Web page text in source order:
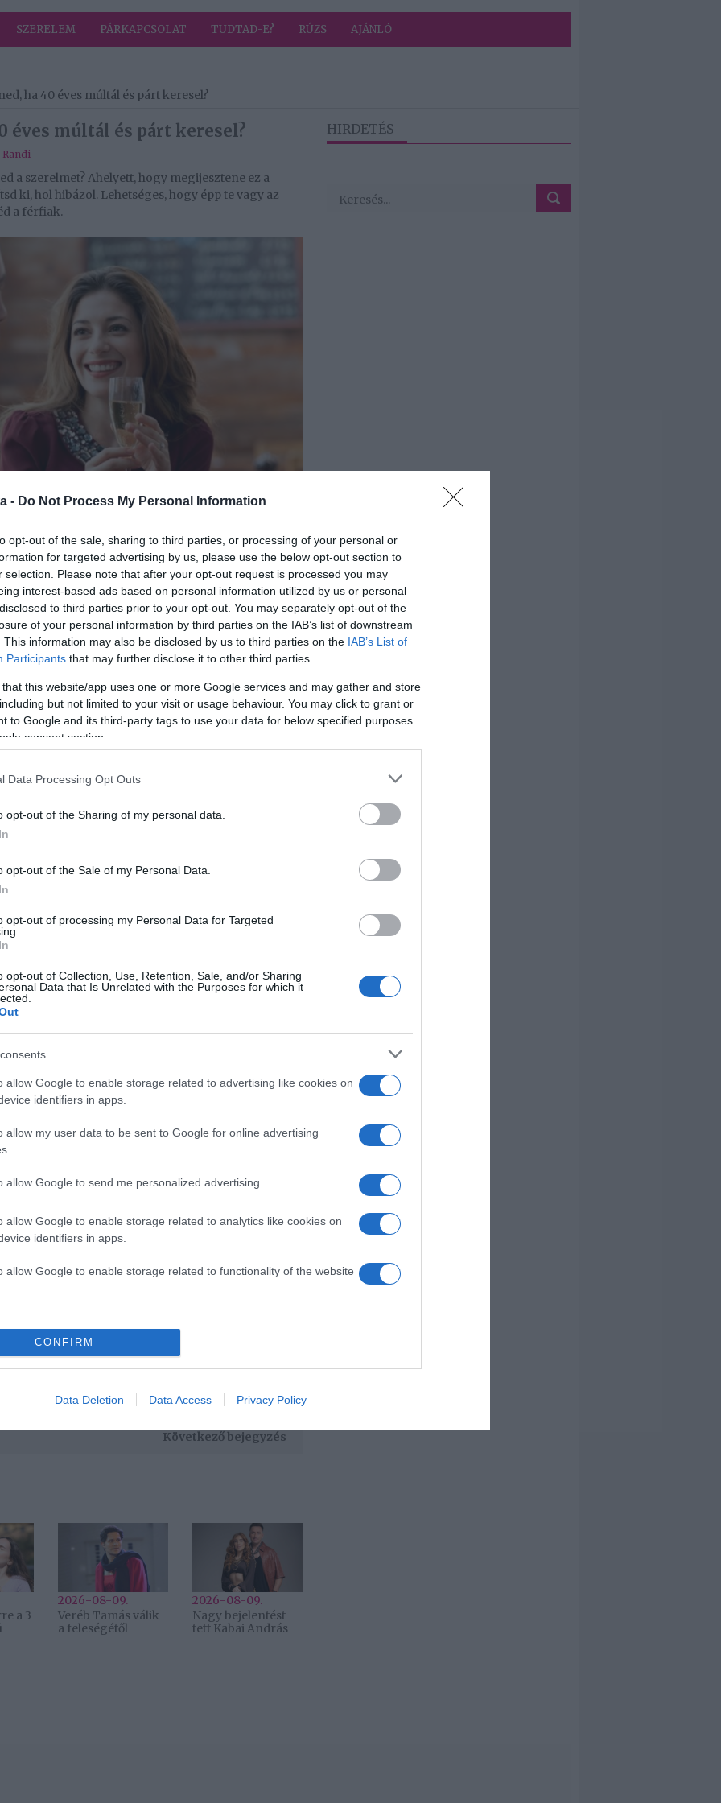
- Do Not Process My Personal Information
opt-out of the sale, sharing to third parties, or processing of your personal or
for targeted advertising by us, please use the below opt-out section to
selection. Please note that after your opt-out request is processed you may
interest-based ads based on personal information utilized by us or personal
to third parties prior to your opt-out. You may separately opt-out of the
of your personal information by third parties on the IAB’s list of downstream
This information may also be disclosed by us to third parties on the IAB’s List of
Participants that may further disclose it to other third parties.
that this website/app uses one or more Google services and may gather and store
but not limited to your visit or usage behaviour. You may click to grant or
to Google and its third-party tags to use your data for below specified purposes
consent section.
Data Processing Opt Outs
opt-out of the Sharing of my personal data.
opt-out of the Sale of my Personal Data.
opt-out of processing my Personal Data for Targeted
opt-out of Collection, Use, Retention, Sale, and/or Sharing
Data that Is Unrelated with the Purposes for which it
allow Google to enable storage related to advertising like cookies on
identifiers in apps.
allow my user data to be sent to Google for online advertising
allow Google to send me personalized advertising.
allow Google to enable storage related to analytics like cookies on
identifiers in apps.
allow Google to enable storage related to functionality of the website
CONFIRM
Data Deletion Data Access Privacy Policy
SZERELEM PÁRKAPCSOLAT TUDTAD-E? RÚZS AJÁNLÓ
ha 40 éves múltál és párt keresel?
múltál és párt keresel?
Randi
a szerelmet? Ahelyett, hogy megijesztene ez a
ki, hol hibázol. Lehetséges, hogy épp te vagy az
a férfiak.
tíz évvel ezelőtt. Az ismerkedés folyamata
, vagy harmincas éveinkben, azonban mégis
korunkban, éspedig a szükségletek és vágyak.
korábban nagyon fontosnak tartottál egy
fontosak, sőt lehet, hogy akár teljesen
minden életkorban, amikor társat keresel,
40 évesen már nem várhatsz el olyan dolgokat
elvártál 20 évesen.
akivel ki tudnál alakítani egy stabil
már elmúltál 40 éves és még mindig nincs párod,
hogy mit keresel, és nem találsz. A
és nem azokban a férfiakban, akikkel
két kérdést kellene feltenned magadnak mielőtt
valójában az összes előző kapcsolatból
magunkkal hozzuk. Ritkán kezdünk tiszta
az érzelmi problémáit, mielőtt nyit egy új partner
kialakításához azonban fontos, hogy mindkét fél
múltat, és megtegye a szükséges lépéseket ahhoz,
már előre félsz attól, hogy visszautasítanak? Ha
a férfiakat, hogy ezt észrevennéd. Ha a
férfiak, akik vonzódnak hozzád, egy negatív
pedig az lesz, hogy mindannyian
40 felett keresel magadnak párt. Lehet, hogy az
de ha megtanulod felismerni a szükségleteidet, és
akkor biztosan formába lendülsz, és ismét
Pinterest
párkapcsolat,ismerkedés randi,tanácsok ,40 év
Következő bejegyzés
a 3
2026-08-09.
Veréb Tamás válik
a feleségétől
2026-08-09.
Nagy bejelentést
tett Kabai András
HIRDETÉS